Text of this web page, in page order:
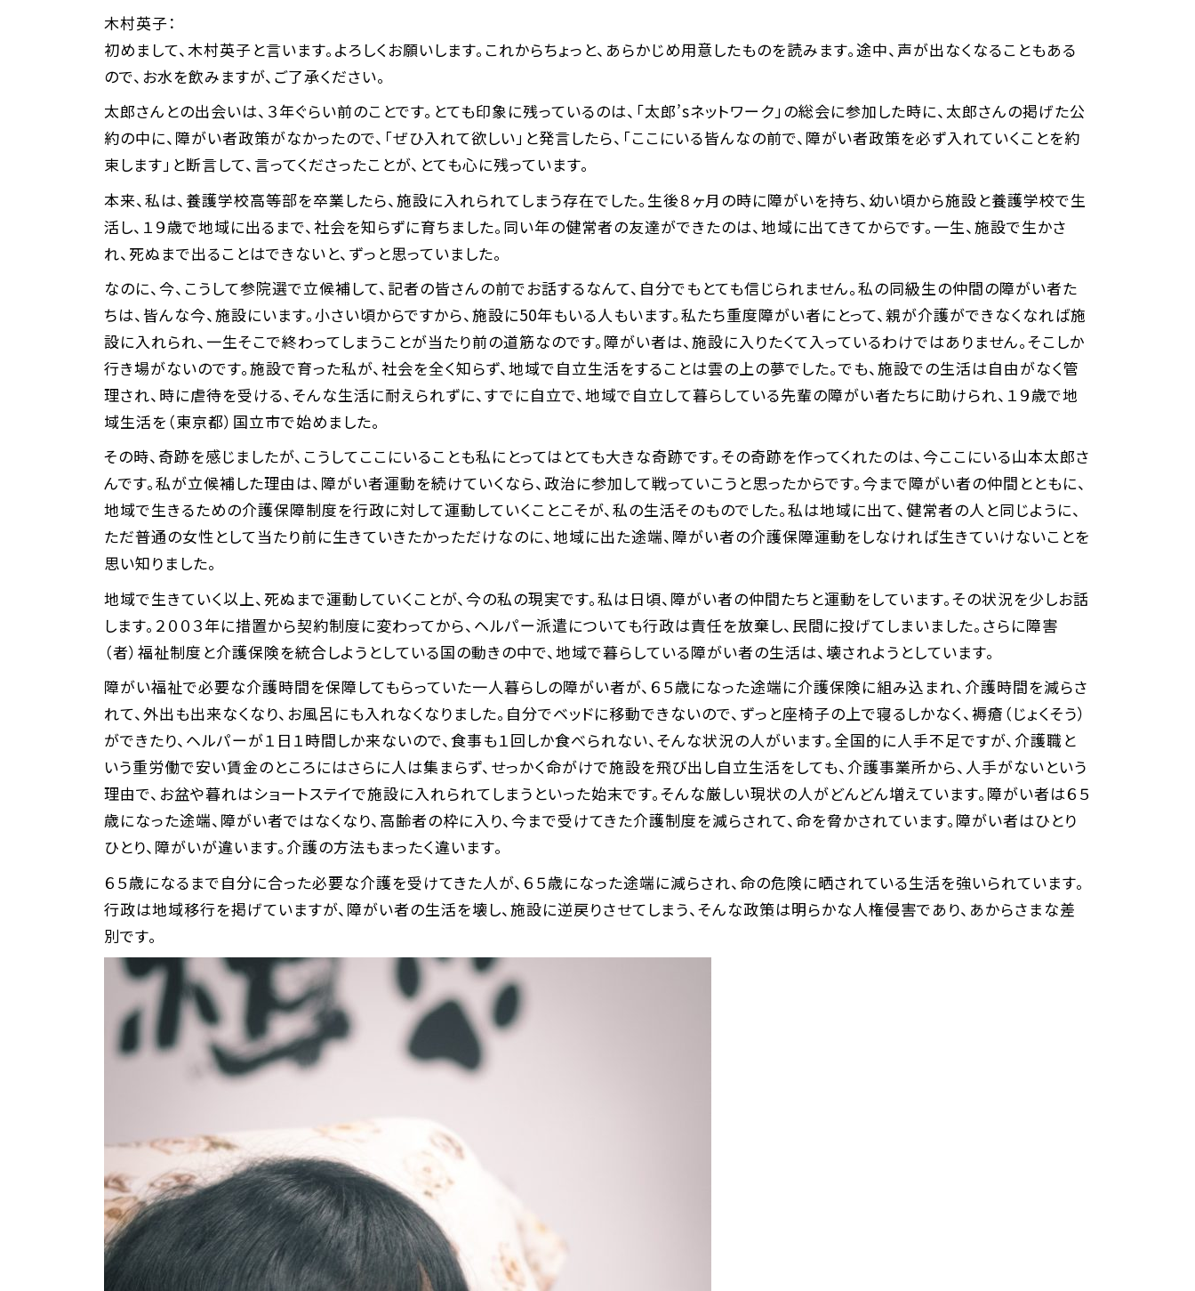
木村英子：
初めまして、木村英子と言います。よろしくお願いします。これからちょっと、あらかじめ用意したものを読みます。途中、声が出なくなることもある
ので、お水を飲みますが、ご了承ください。
太郎さんとの出会いは、３年ぐらい前のことです。とても印象に残っているのは、「太郎’sネットワーク」の総会に参加した時に、太郎さんの掲げた公
約の中に、障がい者政策がなかったので、「ぜひ入れて欲しい」と発言したら、「ここにいる皆んなの前で、障がい者政策を必ず入れていくことを約
束します」と断言して、言ってくださったことが、とても心に残っています。
本来、私は、養護学校高等部を卒業したら、施設に入れられてしまう存在でした。生後８ヶ月の時に障がいを持ち、幼い頃から施設と養護学校で生
活し、１９歳で地域に出るまで、社会を知らずに育ちました。同い年の健常者の友達ができたのは、地域に出てきてからです。一生、施設で生かさ
れ、死ぬまで出ることはできないと、ずっと思っていました。
なのに、今、こうして参院選で立候補して、記者の皆さんの前でお話するなんて、自分でもとても信じられません。私の同級生の仲間の障がい者た
ちは、皆んな今、施設にいます。小さい頃からですから、施設に50年もいる人もいます。私たち重度障がい者にとって、親が介護ができなくなれば施
設に入れられ、一生そこで終わってしまうことが当たり前の道筋なのです。障がい者は、施設に入りたくて入っているわけではありません。そこしか
行き場がないのです。施設で育った私が、社会を全く知らず、地域で自立生活をすることは雲の上の夢でした。でも、施設での生活は自由がなく管
理され、時に虐待を受ける、そんな生活に耐えられずに、すでに自立で、地域で自立して暮らしている先輩の障がい者たちに助けられ、１９歳で地
域生活を（東京都）国立市で始めました。
その時、奇跡を感じましたが、こうしてここにいることも私にとってはとても大きな奇跡です。その奇跡を作ってくれたのは、今ここにいる山本太郎さ
んです。私が立候補した理由は、障がい者運動を続けていくなら、政治に参加して戦っていこうと思ったからです。今まで障がい者の仲間とともに、
地域で生きるための介護保障制度を行政に対して運動していくことこそが、私の生活そのものでした。私は地域に出て、健常者の人と同じように、
ただ普通の女性として当たり前に生きていきたかっただけなのに、地域に出た途端、障がい者の介護保障運動をしなければ生きていけないことを
思い知りました。
地域で生きていく以上、死ぬまで運動していくことが、今の私の現実です。私は日頃、障がい者の仲間たちと運動をしています。その状況を少しお話
します。２００３年に措置から契約制度に変わってから、ヘルパー派遣についても行政は責任を放棄し、民間に投げてしまいました。さらに障害
（者）福祉制度と介護保険を統合しようとしている国の動きの中で、地域で暮らしている障がい者の生活は、壊されようとしています。
障がい福祉で必要な介護時間を保障してもらっていた一人暮らしの障がい者が、６５歳になった途端に介護保険に組み込まれ、介護時間を減らさ
れて、外出も出来なくなり、お風呂にも入れなくなりました。自分でベッドに移動できないので、ずっと座椅子の上で寝るしかなく、褥瘡（じょくそう）
ができたり、ヘルパーが１日１時間しか来ないので、食事も１回しか食べられない、そんな状況の人がいます。全国的に人手不足ですが、介護職と
いう重労働で安い賃金のところにはさらに人は集まらず、せっかく命がけで施設を飛び出し自立生活をしても、介護事業所から、人手がないという
理由で、お盆や暮れはショートステイで施設に入れられてしまうといった始末です。そんな厳しい現状の人がどんどん増えています。障がい者は６５
歳になった途端、障がい者ではなくなり、高齢者の枠に入り、今まで受けてきた介護制度を減らされて、命を脅かされています。障がい者はひとり
ひとり、障がいが違います。介護の方法もまったく違います。
６５歳になるまで自分に合った必要な介護を受けてきた人が、６５歳になった途端に減らされ、命の危険に晒されている生活を強いられています。
行政は地域移行を掲げていますが、障がい者の生活を壊し、施設に逆戻りさせてしまう、そんな政策は明らかな人権侵害であり、あからさまな差
別です。